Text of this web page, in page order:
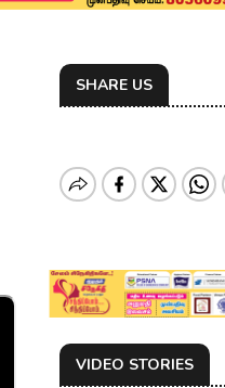
SHARE US
VIDEO STORIES